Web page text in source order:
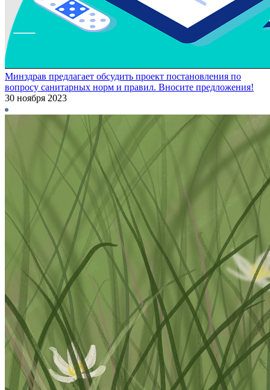
Минздрав предлагает обсудить проект постановления по
вопросу санитарных норм и правил. Вносите предложения!
30 ноября 2023